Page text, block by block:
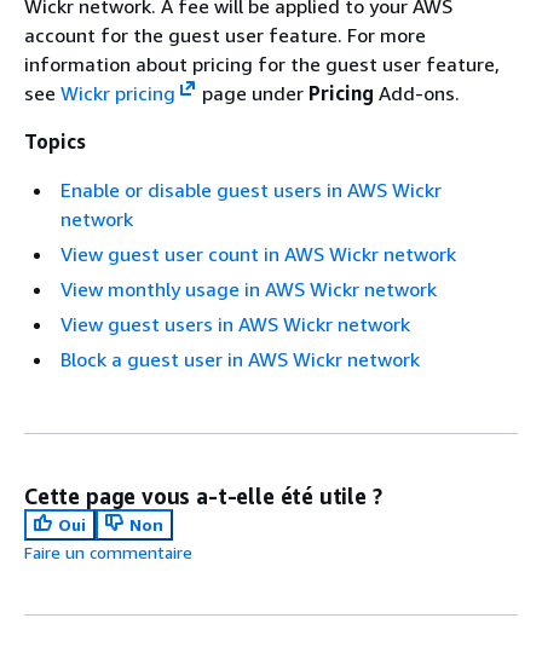
Wickr network. A fee will be applied to your AWS
account for the guest user feature. For more
information about pricing for the guest user feature,
see Wickr pricing page under Pricing Add-ons.
Topics
Enable or disable guest users in AWS Wickr
network
View guest user count in AWS Wickr network
View monthly usage in AWS Wickr network
View guest users in AWS Wickr network
Block a guest user in AWS Wickr network
Cette page vous a-t-elle été utile ?
Oui
Non
Faire un commentaire